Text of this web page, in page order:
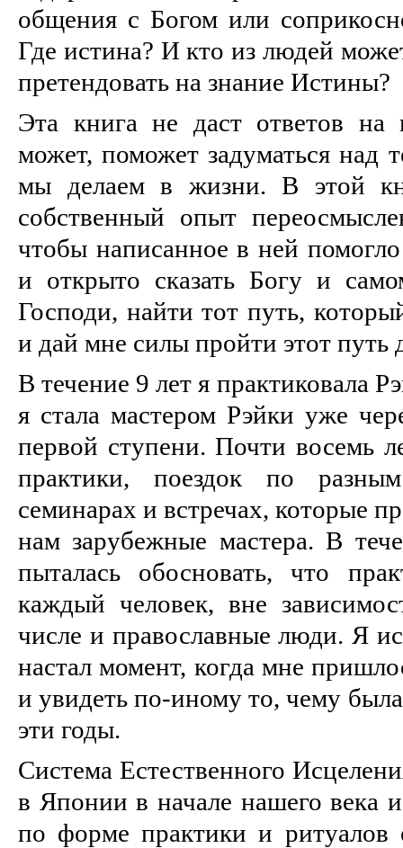
общения с Богом или
Где истина? И кто из людей
претендовать на знание Истины?
Эта книга не даст ответов
может, поможет задуматься над
мы делаем в жизни. В этой
собственный опыт
чтобы написанное в ней
и открыто сказать Богу и
Господи, найти тот путь,
и дай мне силы пройти этот путь
В течение 9 лет я практиковала
я стала мастером Рэйки уже
первой ступени. Почти восемь
практики, поездок по
семинарах и встречах, которые
нам зарубежные мастера. В
пыталась обосновать, что
каждый человек, вне
числе и православные люди. Я
настал момент, когда мне
и увидеть по-иному то, чему
эти годы.
Система Естественного
в Японии в начале нашего века
по форме практики и ритуалов